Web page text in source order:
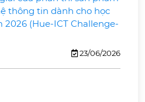
thông tin dành cho học
2026 (Hue-ICT Challenge-
23/06/2026